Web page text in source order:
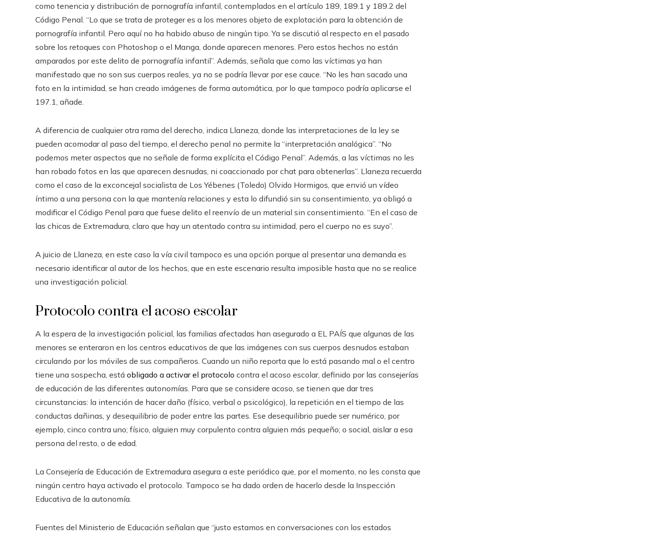
como tenencia y distribución de pornografía infantil, contemplados en el artículo 189, 189.1 y 189.2 del
Código Penal. “Lo que se trata de proteger es a los menores objeto de explotación para la obtención de
pornografía infantil. Pero aquí no ha habido abuso de ningún tipo. Ya se discutió al respecto en el pasado
sobre los retoques con Photoshop o el Manga, donde aparecen menores. Pero estos hechos no están
amparados por este delito de pornografía infantil”. Además, señala que como las víctimas ya han
manifestado que no son sus cuerpos reales, ya no se podría llevar por ese cauce. “No les han sacado una
foto en la intimidad, se han creado imágenes de forma automática, por lo que tampoco podría aplicarse el
197.1, añade.
A diferencia de cualquier otra rama del derecho, indica Llaneza, donde las interpretaciones de la ley se
pueden acomodar al paso del tiempo, el derecho penal no permite la “interpretación analógica”. “No
podemos meter aspectos que no señale de forma explícita el Código Penal”. Además, a las víctimas no les
han robado fotos en las que aparecen desnudas, ni coaccionado por chat para obtenerlas”. Llaneza recuerda
como el caso de la exconcejal socialista de Los Yébenes (Toledo) Olvido Hormigos, que envió un vídeo
íntimo a una persona con la que mantenía relaciones y esta lo difundió sin su consentimiento, ya obligó a
modificar el Código Penal para que fuese delito el reenvío de un material sin consentimiento. “En el caso de
las chicas de Extremadura, claro que hay un atentado contra su intimidad, pero el cuerpo no es suyo”.
A juicio de Llaneza, en este caso la vía civil tampoco es una opción porque al presentar una demanda es
necesario identificar al autor de los hechos, que en este escenario resulta imposible hasta que no se realice
una investigación policial.
Protocolo contra el acoso escolar
A la espera de la investigación policial, las familias afectadas han asegurado a EL PAÍS que algunas de las
menores se enteraron en los centros educativos de que las imágenes con sus cuerpos desnudos estaban
circulando por los móviles de sus compañeros. Cuando un niño reporta que lo está pasando mal o el centro
tiene una sospecha, está obligado a activar el protocolo contra el acoso escolar, definido por las consejerías
de educación de las diferentes autonomías. Para que se considere acoso, se tienen que dar tres
circunstancias: la intención de hacer daño (físico, verbal o psicológico), la repetición en el tiempo de las
conductas dañinas, y desequilibrio de poder entre las partes. Ese desequilibrio puede ser numérico, por
ejemplo, cinco contra uno; físico, alguien muy corpulento contra alguien más pequeño; o social, aislar a esa
persona del resto, o de edad.
La Consejería de Educación de Extremadura asegura a este periódico que, por el momento, no les consta que
ningún centro haya activado el protocolo. Tampoco se ha dado orden de hacerlo desde la Inspección
Educativa de la autonomía.
Fuentes del Ministerio de Educación señalan que “justo estamos en conversaciones con los estados